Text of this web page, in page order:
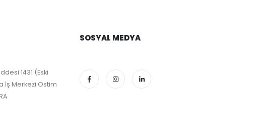
1431 (Eski
İş Merkezi Ostim
SOSYAL MEDYA